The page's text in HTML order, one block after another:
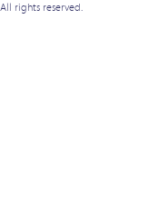
rights reserved.